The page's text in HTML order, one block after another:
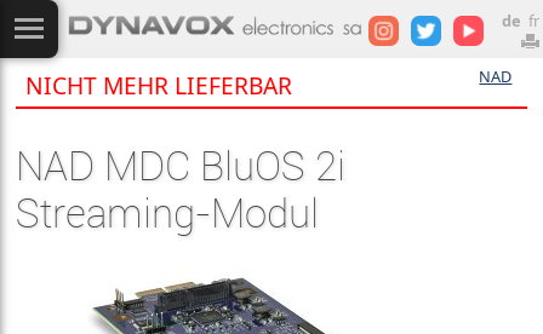
de fr
NAD
NICHT MEHR LIEFERBAR
NAD MDC BluOS 2i
Streaming-Modul